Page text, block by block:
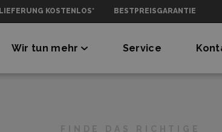
LIEFERUNG KOSTENLOS* BESTPREISGARANTIE
Wir tun mehr Service